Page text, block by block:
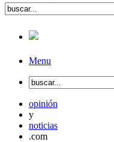
Menu
opinión
y
noticias
.com